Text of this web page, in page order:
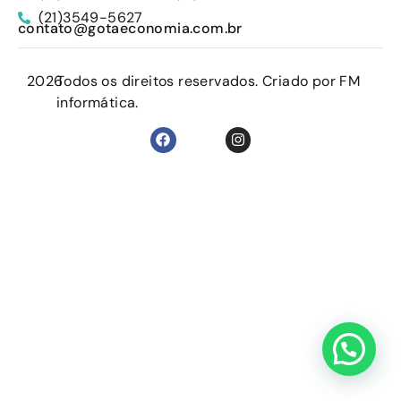
(21)3549-5627
contato@gotaeconomia.com.br
2026Todos os direitos reservados. Criado por FM
informática.